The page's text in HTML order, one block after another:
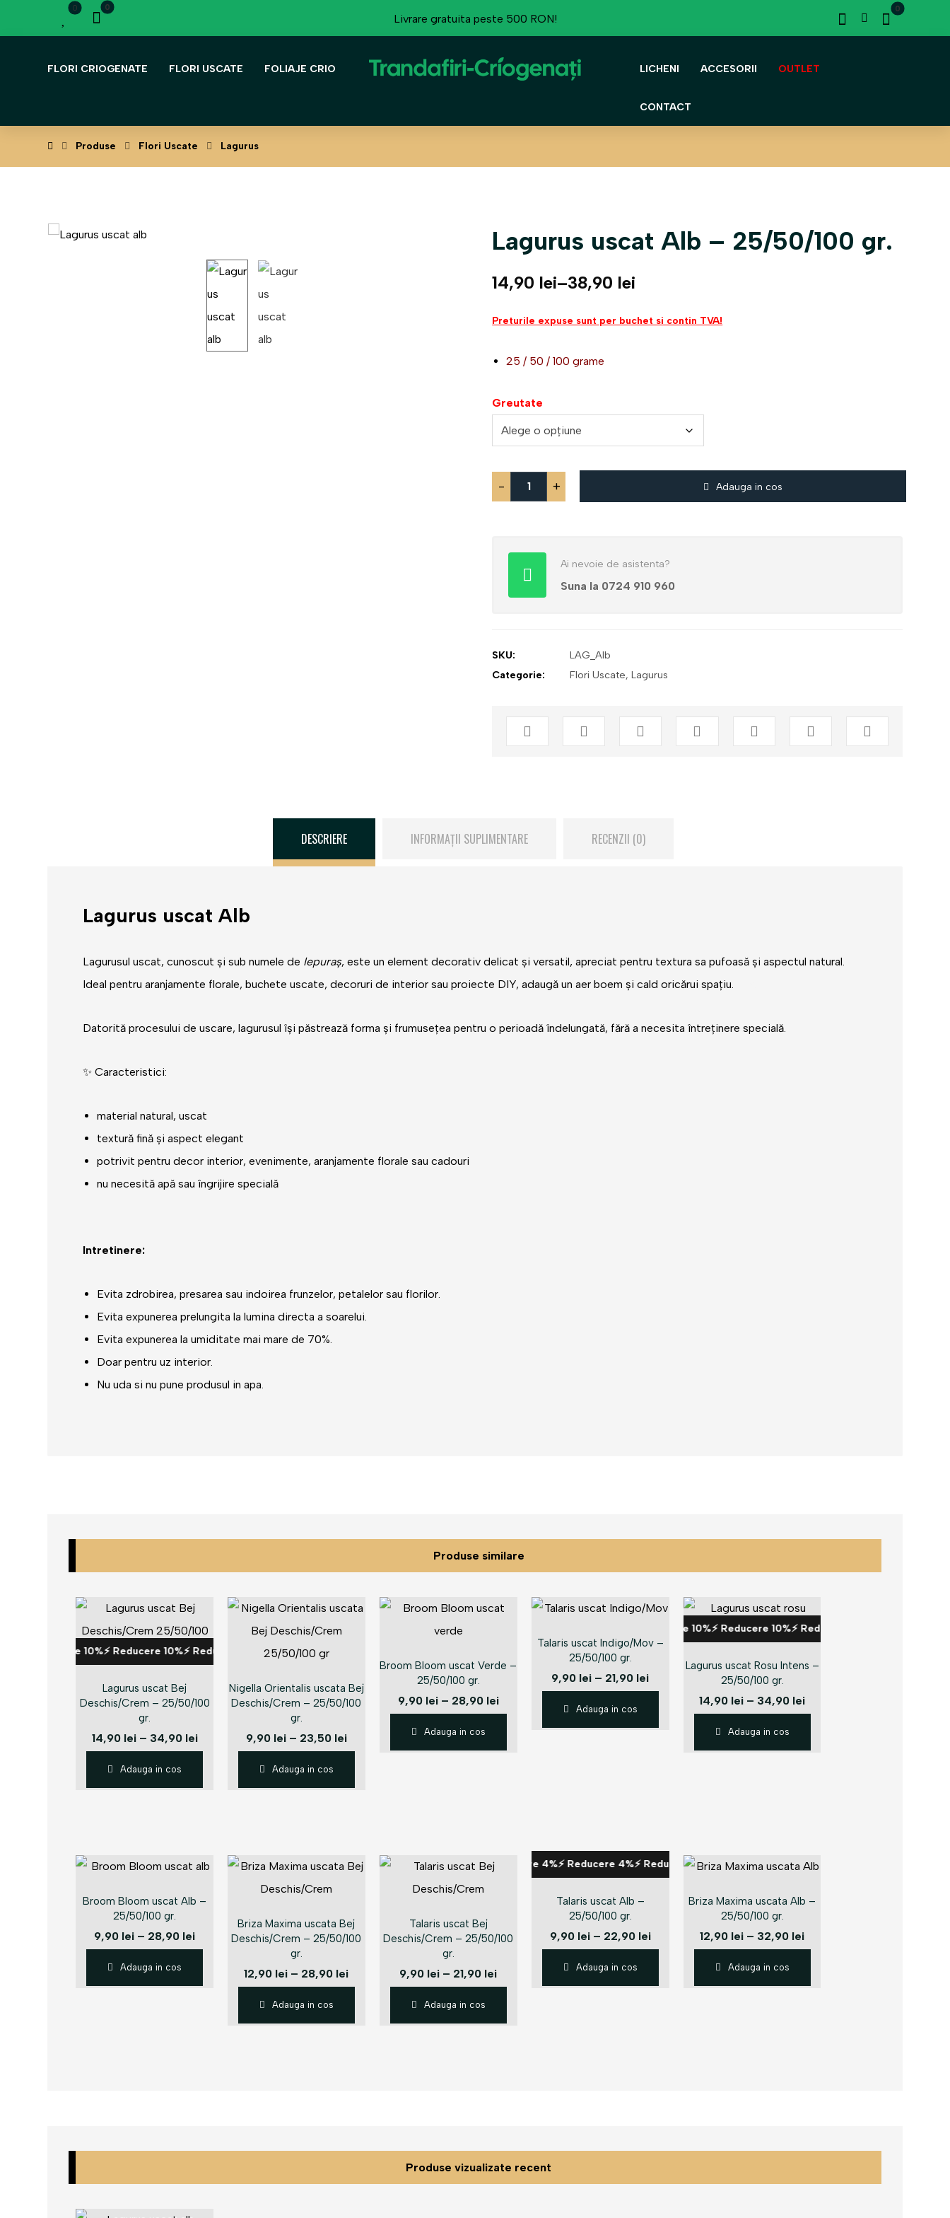
Livrare gratuita peste 500 RON!
FLORI CRIOGENATE FLORI USCATE FOLIAJE CRIO LICHENI ACCESORII OUTLET
CONTACT
Produse Flori Uscate Lagurus
Lagurus uscat Alb – 25/50/100 gr.
14,90 lei–38,90 lei
Preturile expuse sunt per buchet si contin TVA!
25 / 50 / 100 grame
Greutate
- + Adauga in cos
Ai nevoie de asistenta?
Suna la 0724 910 960
SKU:
LAG_Alb
Categorie:
Flori Uscate,Lagurus
DESCRIERE INFORMAȚII SUPLIMENTARE RECENZII (0)
Lagurus uscat Alb
Lagurusul uscat, cunoscut și sub numele de Iepuraș, este un element decorativ delicat și versatil, apreciat pentru textura sa pufoasă și aspectul natural.
Ideal pentru aranjamente florale, buchete uscate, decoruri de interior sau proiecte DIY, adaugă un aer boem și cald oricărui spațiu.
Datorită procesului de uscare,lagurusul își păstrează forma și frumusețea pentru o perioadă îndelungată, fără a necesita întreținere specială.
✨ Caracteristici:
material natural, uscat
textură fină și aspect elegant
potrivit pentru decor interior, evenimente, aranjamente florale sau cadouri
nu necesită apă sau îngrijire specială
Intretinere:
Evita zdrobirea, presarea sau indoirea frunzelor, petalelor sau florilor.
Evita expunerea prelungita la lumina directa a soarelui.
Evita expunerea la umiditate mai mare de 70%.
Doar pentru uz interior.
Nu uda si nu pune produsul in apa.
Produse similare
Reducere 10%⚡ Reducere 10%⚡ Reducere 10%⚡ Reducere 10%⚡ Reducere 10%⚡ Reducere 10%⚡ Reducere 10%⚡ Reducere 10%⚡ Reducere 10%⚡ Reducere 10%⚡ Reducere 10%⚡ Reducere
Lagurus uscat Bej
Deschis/Crem – 25/50/100
gr.
14,90 lei – 34,90 lei
Adauga in cos
Nigella Orientalis uscata Bej
Deschis/Crem – 25/50/100
gr.
9,90 lei – 23,50 lei
Adauga in cos
Broom Bloom uscat Verde –
25/50/100 gr.
9,90 lei – 28,90 lei
Adauga in cos
Talaris uscat Indigo/Mov –
25/50/100 gr.
9,90 lei – 21,90 lei
Adauga in cos
Reducere 10%⚡ Reducere 10%⚡ Reducere 10%⚡ Reducere 10%⚡ Reducere 10%⚡ Reducere 10%⚡ Reducere 10%⚡
Lagurus uscat Rosu Intens –
25/50/100 gr.
14,90 lei – 34,90 lei
Adauga in cos
Broom Bloom uscat Alb –
25/50/100 gr.
9,90 lei – 28,90 lei
Adauga in cos
Briza Maxima uscata Bej
Deschis/Crem – 25/50/100
gr.
12,90 lei – 28,90 lei
Adauga in cos
Talaris uscat Bej
Deschis/Crem – 25/50/100
gr.
9,90 lei – 21,90 lei
Adauga in cos
Reducere 4%⚡ Reducere 4%⚡ Reducere 4%⚡ Reducere 4%⚡ Reducere 4%⚡ Reducere 4%⚡ Reducere 4%⚡ Reducere 4%⚡ Reducere 4%⚡
Talaris uscat Alb –
25/50/100 gr.
9,90 lei – 22,90 lei
Adauga in cos
Briza Maxima uscata Alb –
25/50/100 gr.
12,90 lei – 32,90 lei
Adauga in cos
Produse vizualizate recent